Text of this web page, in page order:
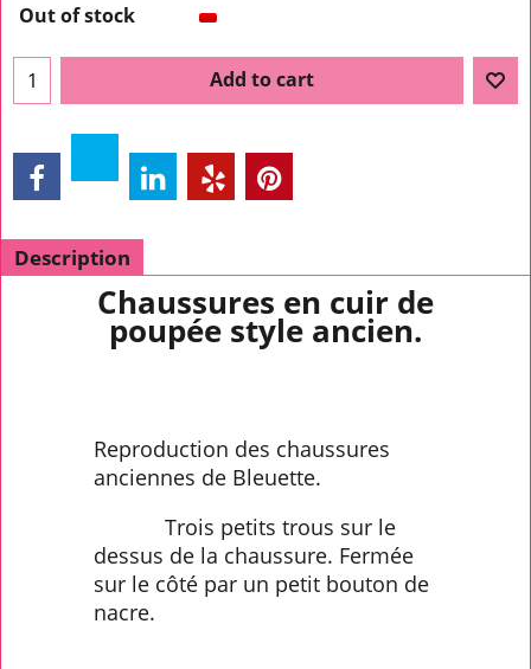
Out of stock
Add to cart
Description
Chaussures en cuir de
poupée style ancien.
Reproduction des chaussures
anciennes de Bleuette.
Trois petits trous sur le
dessus de la chaussure. Fermée
sur le côté par un petit bouton de
nacre.